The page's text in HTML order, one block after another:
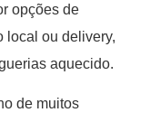
opções de
local ou delivery,
aquecido.
de muitos